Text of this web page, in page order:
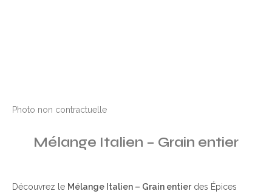
Photo non contractuelle
Mélange Italien – Grain entier
Découvrez le Mélange Italien – Grain entierdes Épices